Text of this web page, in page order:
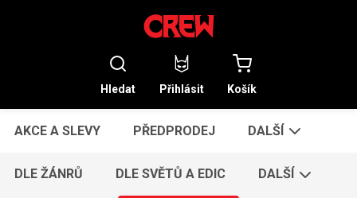
Hledat Přihlásit Košík
AKCE A SLEVY PŘEDPRODEJ DALŠÍ
DLE ŽÁNRŮ DLE SVĚTŮ A EDIC DALŠÍ